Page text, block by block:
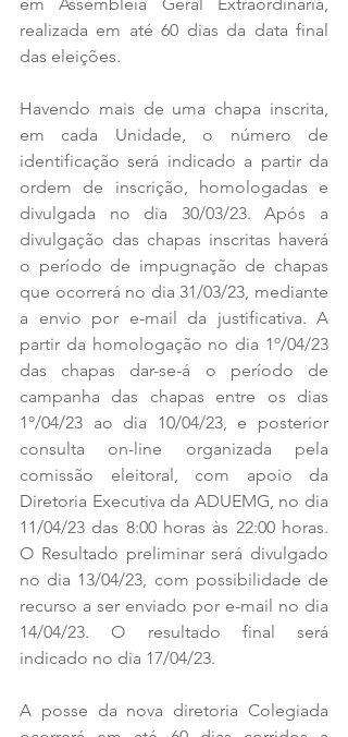
realizada em até 60 dias da data final
das eleições.
Havendo mais de uma chapa inscrita,
em cada Unidade, o número de
identificação será indicado a partir da
ordem de inscrição, homologadas e
divulgada no dia 30/03/23. Após a
divulgação das chapas inscritas haverá
o período de impugnação de chapas
que ocorrerá no dia 31/03/23, mediante
a envio por e-mail da justificativa. A
partir da homologação no dia 1º/04/23
das chapas dar-se-á o período de
campanha das chapas entre os dias
1º/04/23 ao dia 10/04/23, e posterior
consulta on-line organizada pela
comissão eleitoral, com apoio da
Diretoria Executiva da ADUEMG, no dia
11/04/23 das 8:00 horas às 22:00 horas.
O Resultado preliminar será divulgado
no dia 13/04/23, com possibilidade de
recurso a ser enviado por e-mail no dia
14/04/23. O resultado final será
indicado no dia 17/04/23.
A posse da nova diretoria Colegiada